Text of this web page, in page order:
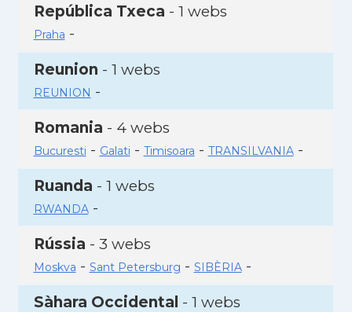
República Txeca - 1 webs
Praha -
Reunion - 1 webs
REUNION -
Romania - 4 webs
Bucuresti - Galati - Timisoara - TRANSILVANIA-
Ruanda - 1 webs
RWANDA-
Rússia - 3 webs
Moskva - Sant Petersburg - SIBÈRIA-
Sàhara Occidental - 1 webs